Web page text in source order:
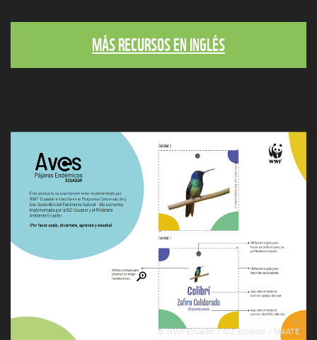
MÁS RECURSOS EN INGLÉS
© WWF-Ecuador / GIZ Ecuador / MAATE